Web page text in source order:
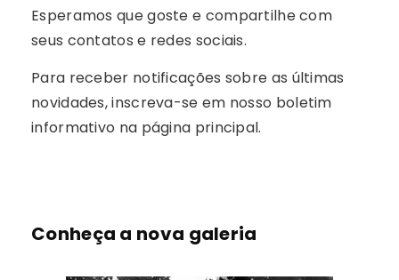
Esperamos que goste e compartilhe com
seus contatos e redes sociais.
Para receber notificações sobre as últimas
novidades, inscreva-se em nosso boletim
informativo na página principal.
Conheça a nova galeria